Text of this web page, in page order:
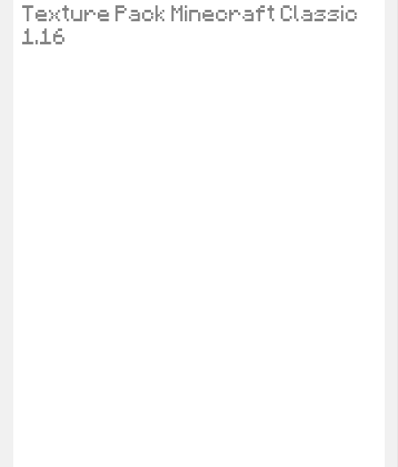
Texture Pack Minecraft Classic
1.16